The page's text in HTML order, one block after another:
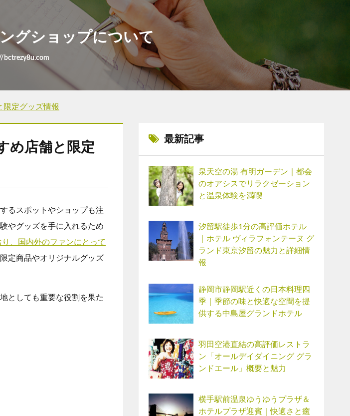
グショップについて
bctrezy8u.com
限定グッズ情報
め店舗と限定
るスポットやショップも注
やグッズを手に入れるため
、国内外のファンにとって
定商品やオリジナルグッズ
としても重要な役割を果た
最新記事
泉天空の湯 有明ガーデン｜都会
のオアシスでリラクゼーション
と温泉体験を満喫
汐留駅徒歩1分の高評価ホテル
｜ホテル ヴィラフォンテーヌ グ
ランド東京汐留の魅力と詳細情
報
静岡市静岡駅近くの日本料理四
季｜季節の味と快適な空間を提
供する中島屋グランドホテル
羽田空港直結の高評価レストラ
ン「オールデイダイニング グラ
ンドエール」概要と魅力
横手駅前温泉ゆうゆうプラザ＆
ホテルプラザ迎賓｜快適さと癒